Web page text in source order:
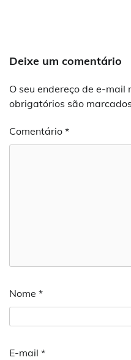
Deixe um comentário
O seu endereço de e-mail
obrigatórios são
Comentário *
Nome *
E-mail *